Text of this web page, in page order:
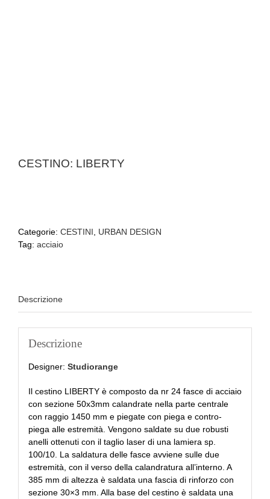
CESTINO: LIBERTY
Categorie: CESTINI
URBAN DESIGN
Tag: acciaio
Descrizione
Descrizione
Designer: Studiorange
Il cestino LIBERTY è composto da nr 24 fasce di acciaio
con sezione 50x3mm calandrate nella parte centrale
con raggio 1450 mm e piegate con piega e contro-
piega alle estremità. Vengono saldate su due robusti
anelli ottenuti con il taglio laser di una lamiera sp.
100/10. La saldatura delle fasce avviene sulle due
estremità, con il verso della calandratura all’interno. A
385 mm di altezza è saldata una fascia di rinforzo con
sezione 30×3 mm. Alla base del cestino è saldata una